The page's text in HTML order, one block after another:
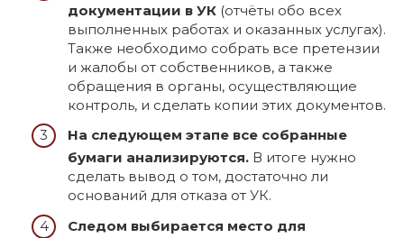
документации в УК (отчёты обо всех
выполненных работах и оказанных услугах).
Также необходимо собрать все претензии
и жалобы от собственников, а также
обращения в органы, осуществляющие
контроль, и сделать копии этих документов.
На следующем этапе все собранные
бумаги анализируются. В итоге нужно
сделать вывод о том, достаточно ли
оснований для отказа от УК.
Следом выбирается место для